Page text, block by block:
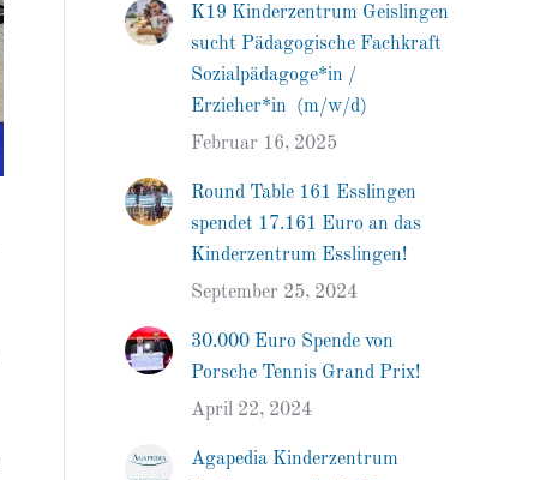
K19 Kinderzentrum Geislingen
sucht Pädagogische Fachkraft
Sozialpädagoge*in /
Erzieher*in (m/w/d)
Februar 16, 2025
Round Table 161 Esslingen
spendet 17.161 Euro an das
Kinderzentrum Esslingen!
September 25, 2024
30.000 Euro Spende von
Porsche Tennis Grand Prix!
April 22, 2024
Agapedia Kinderzentrum